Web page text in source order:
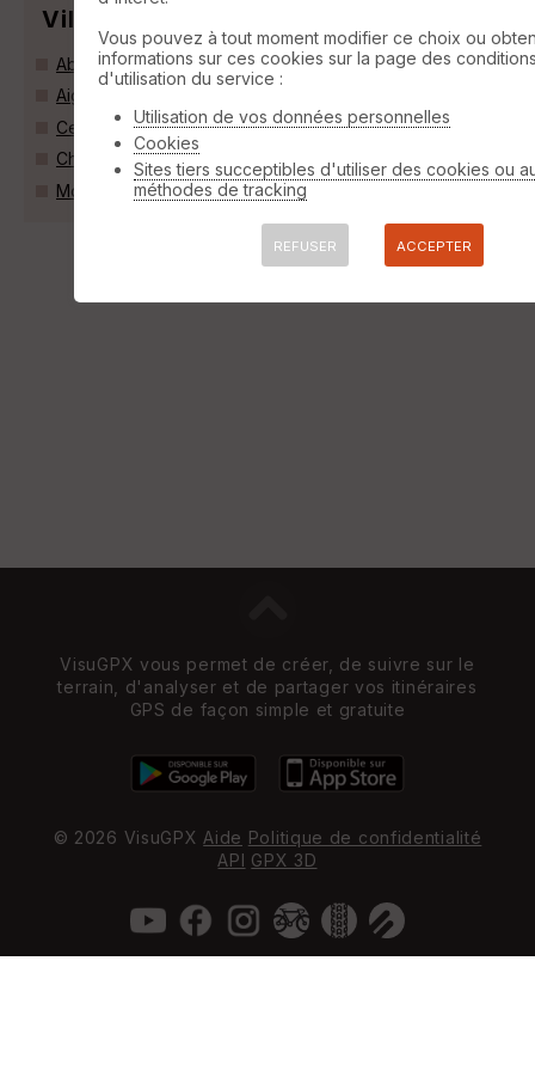
Villes
Abriès (05460)
Aiguilles (05470)
Ceillac (05600)
Château-Ville-Vieille (05470)
Molines-en-Queyras (05350)
VisuGPX vous permet de créer, de suivre sur le
terrain, d'analyser et de partager vos itinéraires
GPS de façon simple et gratuite
© 2026 VisuGPX Aide Politique de confidentialité
API GPX 3D
Vous pouvez à tout moment modifier ce choix ou
informations sur ces cookies sur la page des
d'utilisation du service :
Utilisation de vos données personnelles
Cookies
Sites tiers succeptibles d'utiliser des cookies ou
méthodes de tracking
REFUSER ACCEPTER